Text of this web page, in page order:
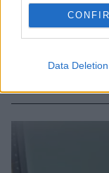
Data Deletion
κάτω από τη Γη
08.08.2026, 08:57